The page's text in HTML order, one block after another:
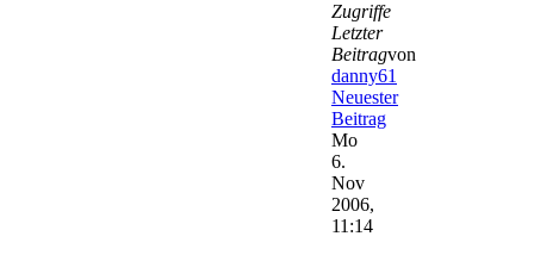
Zugriffe
Letzter
Beitragvon
danny61
Neuester
Beitrag
Mo
6.
Nov
2006,
11:14